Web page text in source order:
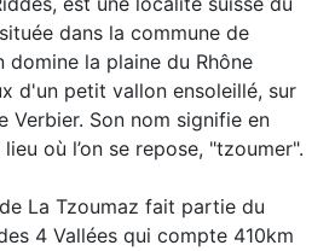
dans la commune de
domine la plaine du Rhône
d'un petit vallon ensoleillé, sur
Verbier. Son nom signifie en
où l’on se repose, "tzoumer".
La Tzoumaz fait partie du
4 Vallées qui compte 410km